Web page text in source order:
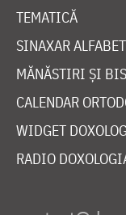
TEMATICĂ
SINAXAR
MĂNĂSTIRI ȘI
CALENDAR
WIDGET
RADIO